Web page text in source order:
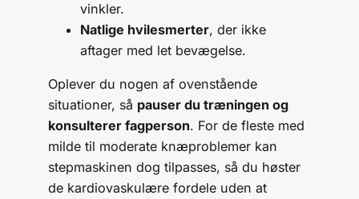
vinkler.
Natlige hvilesmerter, der ikke
aftager med let bevægelse.
Oplever du nogen af ovenstående
situationer, så pauser du træningen og
konsulterer fagperson. For de fleste med
milde til moderate knæproblemer kan
stepmaskinen dog tilpasses, så du høster
de kardiovaskulære fordele uden at